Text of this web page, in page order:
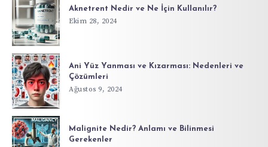
Aknetrent Nedir ve Ne İçin Kullanılır?
Ekim 28, 2024
Ani Yüz Yanması ve Kızarması: Nedenleri ve
Çözümleri
Ağustos 9, 2024
Malignite Nedir? Anlamı ve Bilinmesi
Gerekenler